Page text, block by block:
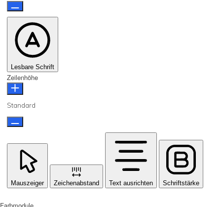
Lesbare Schrift
Zeilenhöhe
Standard
Mauszeiger Zeichenabstand Text ausrichten Schriftstärke